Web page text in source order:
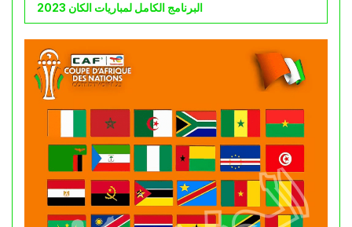
البرنامج الكامل لمباريات الكان 2023